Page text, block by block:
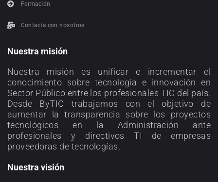
Formación
Contacta con nosotros
Nuestra misión
Nuestra misión es unificar e incrementar el
conocimiento sobre tecnología e innovación en
Sector Público entre los profesionales TIC del país.
Desde ByTIC trabajamos con el objetivo de
aumentar la transparencia sobre los proyectos
tecnológicos en la Administración ante
profesionales y directivos TI de empresas
proveedoras de tecnologías.
Nuestra visión